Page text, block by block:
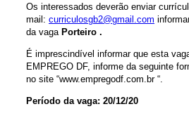
Os interessados deverão enviar
mail: curriculosgb2@gmail.com
da vaga Porteiro .
É imprescindível informar que esta
EMPREGO DF, informe da seguinte
no site “www.empregodf.com.br “.
Período da vaga: 20/12/20